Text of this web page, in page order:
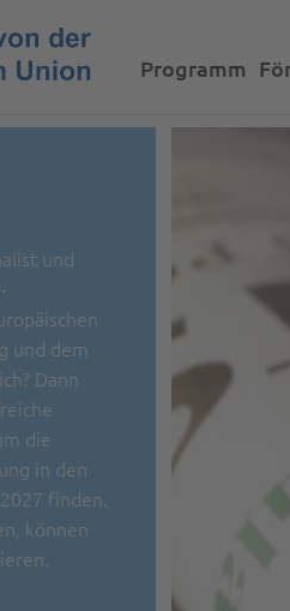
Programm
und
und dem
Dann
die
in den
finden.
können